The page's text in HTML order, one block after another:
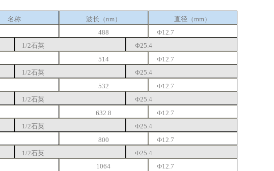
名称 波长（nm ） 直径 （mm）
488
Ф12.7
1/2石英
Ф25.4
514
Ф12.7
1/2石英
Ф25.4
532
Ф12.7
1/2石英
Ф25.4
632.8
Ф12.7
1/2石英
Ф25.4
800
Ф12.7
1/2石英
Ф25.4
1064
Ф12.7